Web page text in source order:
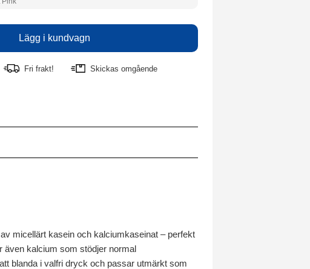
Fri frakt! Skickas omgående
micellärt kasein och kalciumkaseinat – perfekt
även kalcium som stödjer normal
blanda i valfri dryck och passar utmärkt som